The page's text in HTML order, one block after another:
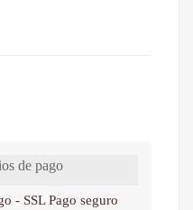
- SSL Pago seguro